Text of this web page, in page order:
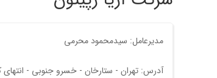
مدیرعامل: سیدمحمود محرمی
آدرس: تهران - ستارخان - خسرو جنوبی - انتهای کوچه شهید کریمی - کوچه نیلوفر -